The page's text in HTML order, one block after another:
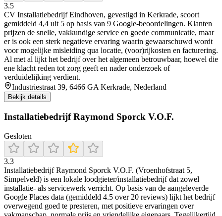
3.5
CV Installatiebedrijf Eindhoven, gevestigd in Kerkrade, scoort
gemiddeld 4,4 uit 5 op basis van 9 Google-beoordelingen. Klanten
prijzen de snelle, vakkundige service en goede communicatie, maar
er is ook een sterk negatieve ervaring waarin gewaarschuwd wordt
voor mogelijke misleiding qua locatie, (voor)rijkosten en facturering.
Al met al lijkt het bedrijf over het algemeen betrouwbaar, hoewel die
ene klacht reden tot zorg geeft en nader onderzoek of
verduidelijking verdient.
Industriestraat 39, 6466 GA Kerkrade, Nederland
Bekijk details
Installatiebedrijf Raymond Sporck V.O.F.
Gesloten
3.3
Installatiebedrijf Raymond Sporck V.O.F. (Vroenhofstraat 5,
Simpelveld) is een lokale loodgieter/installatiebedrijf dat zowel
installatie- als servicewerk verricht. Op basis van de aangeleverde
Google Places data (gemiddeld 4.5 over 20 reviews) lijkt het bedrijf
overwegend goed te presteren, met positieve ervaringen over